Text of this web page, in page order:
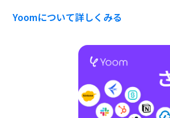
Yoomについて詳しくみる